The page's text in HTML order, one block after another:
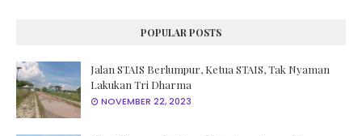
POPULAR POSTS
Jalan STAIS Berlumpur, Ketua STAIS, Tak Nyaman
Lakukan Tri Dharma
NOVEMBER 22, 2023